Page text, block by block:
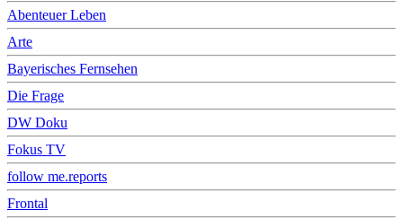
Abenteuer Leben
Arte
Bayerisches Fernsehen
Die Frage
DW Doku
Fokus TV
follow me.reports
Frontal